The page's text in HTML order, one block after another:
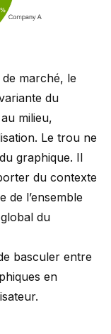
marché, le
du
milieu,
Le trou ne
graphique. Il
du contexte
de l’ensemble
du
basculer entre
en
.